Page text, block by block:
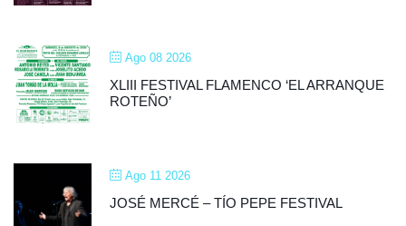
Ago 08 2026
XLIII FESTIVAL FLAMENCO ‘EL ARRANQUE
ROTEÑO’
Ago 11 2026
JOSÉ MERCÉ – TÍO PEPE FESTIVAL